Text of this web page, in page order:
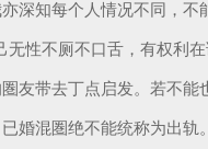
深知每个人情况不同，不
性不厕不口舌，有权利
友带去丁点启发。若不能
婚混圏绝不能统称为出轨。